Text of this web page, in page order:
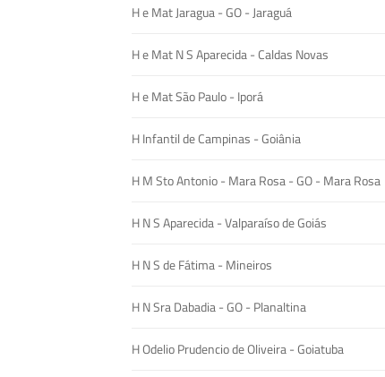
H e Mat Jaragua - GO - Jaraguá
H e Mat N S Aparecida - Caldas Novas
H e Mat São Paulo - Iporá
H Infantil de Campinas - Goiânia
H M Sto Antonio - Mara Rosa - GO - Mara Rosa
H N S Aparecida - Valparaíso de Goiás
H N S de Fátima - Mineiros
H N Sra Dabadia - GO - Planaltina
H Odelio Prudencio de Oliveira - Goiatuba